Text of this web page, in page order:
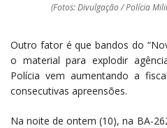
(Fotos: Divulgação / Polícia
Outro fator é que bandos do
o material para explodir
Polícia vem aumentando a
consecutivas apreensões.
Na noite de ontem (10), na BA-